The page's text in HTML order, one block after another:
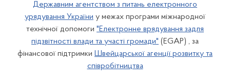
Державним агентством з питань електронного
урядування України у межах програми міжнародної
технічної допомоги "Електронне врядування задля
підзвітності влади та участі громади" (EGAP) , за
фінансової підтримки Швейцарської агенції розвитку та
співробітництва